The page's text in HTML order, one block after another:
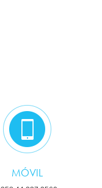
MÓVIL